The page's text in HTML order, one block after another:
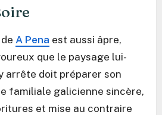
A Pena est aussi âpre,
que le paysage lui-
arrête doit préparer son
familiale galicienne sincère,
et mise au contraire